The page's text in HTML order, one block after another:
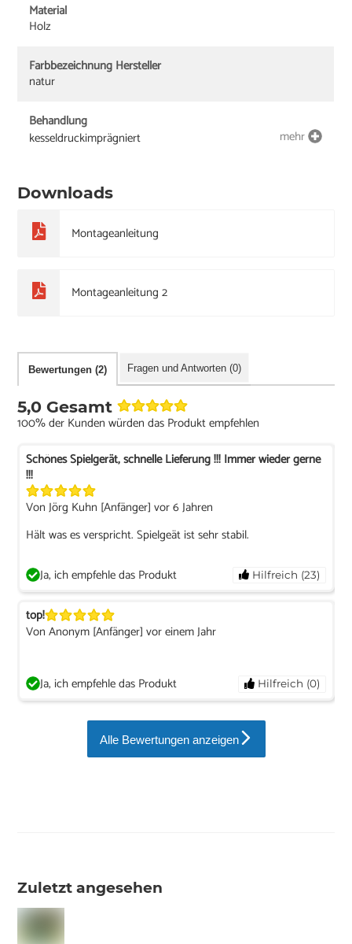
Material
Holz
Farbbezeichnung Hersteller
natur
Behandlung
kesseldruckimprägniert
mehr
Downloads
Montageanleitung
Montageanleitung 2
Bewertungen (2) Fragen und Antworten (0)
5,0 Gesamt
100% der Kunden würden das Produkt empfehlen
Schönes Spielgerät, schnelle Lieferung !!! Immer wieder gerne
!!!
Von Jörg Kuhn [Anfänger] vor 6 Jahren
Hält was es verspricht. Spielgeät ist sehr stabil.
Ja, ich empfehle das Produkt Hilfreich (23)
top!
Von Anonym [Anfänger] vor einem Jahr
Ja, ich empfehle das Produkt Hilfreich (0)
Alle Bewertungen anzeigen
Zuletzt angesehen